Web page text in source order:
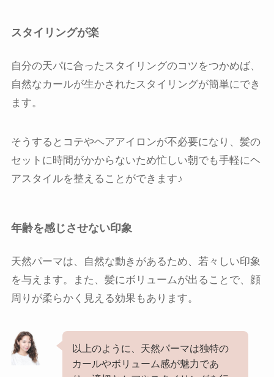
スタイリングが楽
自分の天パに合ったスタイリングのコツをつかめば、
自然なカールが生かされたスタイリングが簡単にでき
ます。
そうするとコテやヘアアイロンが不必要になり、髪の
セットに時間がかからないため忙しい朝でも手軽にヘ
アスタイルを整えることができます♪
年齢を感じさせない印象
天然パーマは、自然な動きがあるため、若々しい印象
を与えます。また、髪にボリュームが出ることで、顔
周りが柔らかく見える効果もあります。
以上のように、天然パーマは独特の
カールやボリューム感が魅力であ